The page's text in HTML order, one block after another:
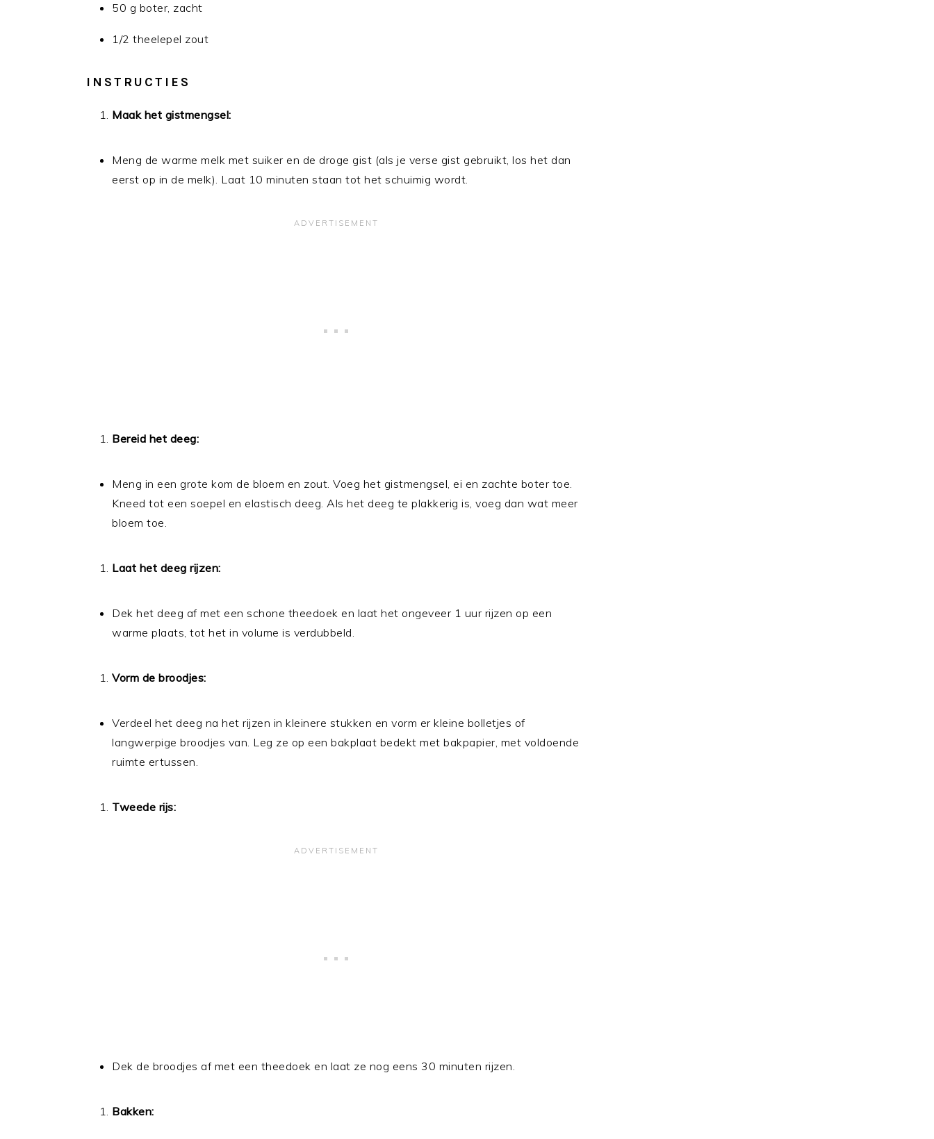
50 g boter, zacht
1/2 theelepel zout
INSTRUCTIES
Maak het gistmengsel:
Meng de warme melk met suiker en de droge gist (als je verse gist gebruikt, los het dan
eerst op in de melk). Laat 10 minuten staan tot het schuimig wordt.
Bereid het deeg:
Meng in een grote kom de bloem en zout. Voeg het gistmengsel, ei en zachte boter toe.
Kneed tot een soepel en elastisch deeg. Als het deeg te plakkerig is, voeg dan wat meer
bloem toe.
Laat het deeg rijzen:
Dek het deeg af met een schone theedoek en laat het ongeveer 1 uur rijzen op een
warme plaats, tot het in volume is verdubbeld.
Vorm de broodjes:
Verdeel het deeg na het rijzen in kleinere stukken en vorm er kleine bolletjes of
langwerpige broodjes van. Leg ze op een bakplaat bedekt met bakpapier, met voldoende
ruimte ertussen.
Tweede rijs:
Dek de broodjes af met een theedoek en laat ze nog eens 30 minuten rijzen.
Bakken: